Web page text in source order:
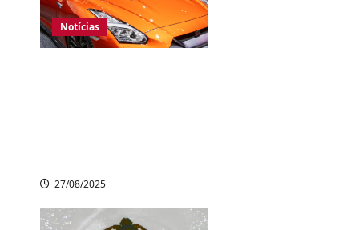
Notícias
27/08/2025